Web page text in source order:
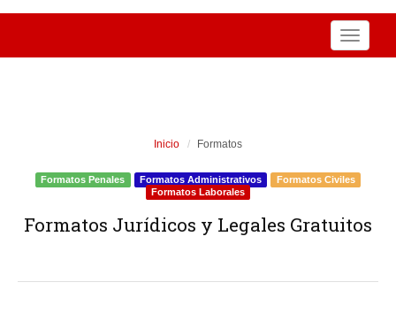
Toggle
Inicio Formatos
Formatos Penales Formatos Administrativos
Formatos Civiles
Formatos Laborales
Formatos Jurídicos y Legales Gratuitos